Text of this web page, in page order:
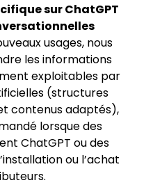
sur ChatGPT
usages, nous
les informations
exploitables par
(structures
contenus adaptés),
lorsque des
ChatGPT ou des
ou l’achat